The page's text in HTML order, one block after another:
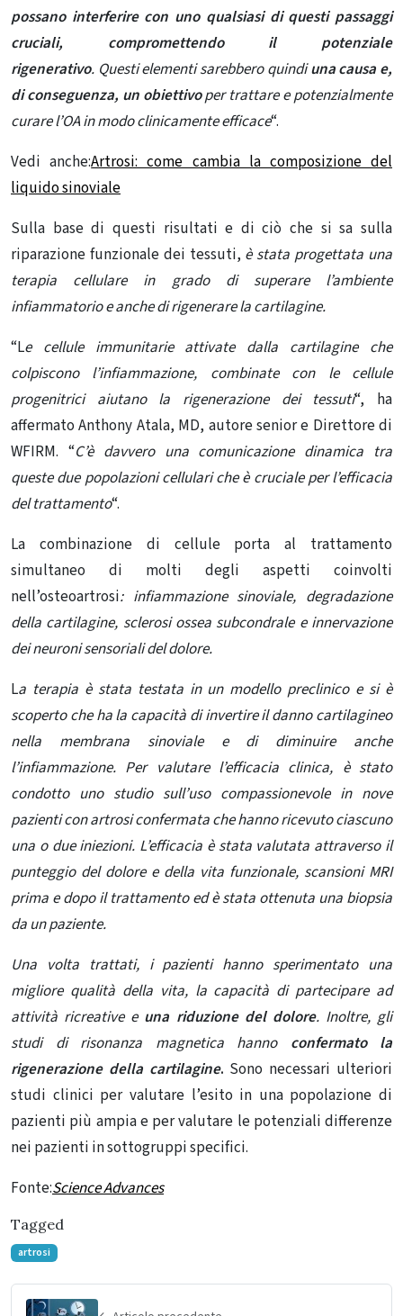
possano interferire con uno qualsiasi di questi passaggi
cruciali, compromettendo il potenziale
rigenerativo. Questi elementi sarebbero quindiuna causa e,
di conseguenza, un obiettivoper trattare e potenzialmente
curare l’OA in modo clinicamente efficace“.
Vedi anche:Artrosi: come cambia la composizione del
liquido sinoviale
Sulla base di questi risultati e di ciò che si sa sulla
riparazione funzionale dei tessuti, è stata progettata una
terapia cellulare in grado di superare l’ambiente
infiammatorio e anche di rigenerare la cartilagine.
“Le cellule immunitarie attivate dalla cartilagine che
colpiscono l’infiammazione, combinate con le cellule
progenitrici aiutano la rigenerazione dei tessuti“, ha
affermato Anthony Atala, MD, autore senior e Direttore di
WFIRM. “C’è davvero una comunicazione dinamica tra
queste due popolazioni cellulari che è cruciale per l’efficacia
del trattamento“.
La combinazione di celluleporta al trattamento
simultaneo di molti degli aspetti coinvolti
nell’osteoartrosi: infiammazione sinoviale, degradazione
della cartilagine, sclerosi ossea subcondrale e innervazione
dei neuroni sensoriali del dolore.
La terapia è stata testata in un modello preclinico e si è
scoperto che ha la capacità di invertire il danno cartilagineo
nella membrana sinoviale e di diminuire anche
l’infiammazione. Per valutare l’efficacia clinica, è stato
condotto uno studio sull’uso compassionevole in nove
pazienti con artrosi confermata che hanno ricevuto ciascuno
una o due iniezioni. L’efficacia è stata valutata attraverso il
punteggio del dolore e della vita funzionale, scansioni MRI
prima e dopo il trattamento ed è stata ottenuta una biopsia
da un paziente.
Una volta trattati, i pazienti hanno sperimentato una
migliore qualità della vita, la capacità di partecipare ad
attività ricreative e una riduzione del dolore. Inoltre, gli
studi di risonanza magnetica hannoconfermato la
rigenerazione della cartilagine. Sono necessari ulteriori
studi clinici per valutare l’esito in una popolazione di
pazienti più ampia e per valutare le potenziali differenze
nei pazienti in sottogruppi specifici.
Fonte:Science Advances
Tagged
artrosi